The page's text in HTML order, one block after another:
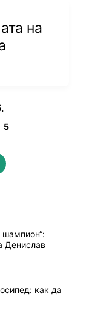
на
5
Денислав
как да